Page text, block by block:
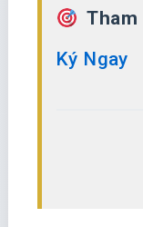
Ký Ngay